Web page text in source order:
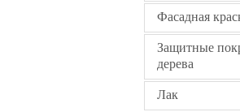
Фасадная
Защитные
дерева
Лак